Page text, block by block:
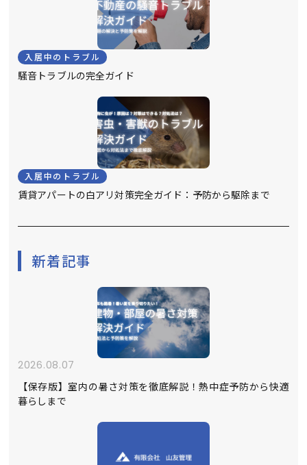
入居中のトラブル
騒音トラブルの完全ガイド
入居中のトラブル
賃貸アパートの白アリ対策完全ガイド：予防から駆除まで
新着記事
2026.08.07
【保存版】室内の暑さ対策を徹底解説！熱中症予防から快適
暮らしまで